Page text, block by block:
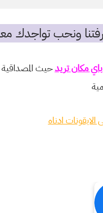
ونحب تواجدك
باي مكان تريدحيث المصداقية
ادناه